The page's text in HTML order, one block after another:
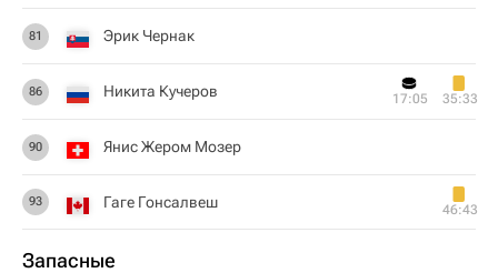
81 Эрик Чернак
86 Никита Кучеров 17:05 35:33
90 Янис Жером Мозер
93 Гаге Гонсалвеш 46:43
Запасные